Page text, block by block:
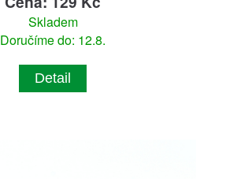
Skladem
Doručíme do: 12.8.
Detail